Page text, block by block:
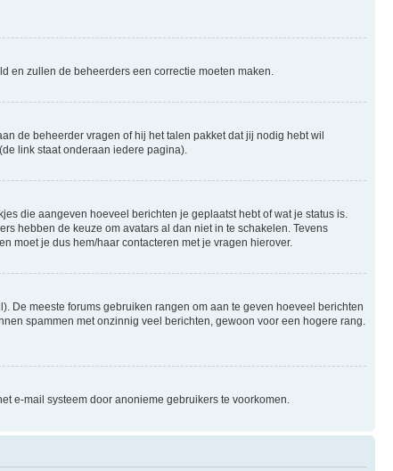
en zullen de beheerders een correctie moeten maken.
de beheerder vragen of hij het talen pakket dat jij nodig hebt wil
link staat onderaan iedere pagina).
die aangeven hoeveel berichten je geplaatst hebt of wat je status is.
hebben de keuze om avatars al dan niet in te schakelen. Tevens
moet je dus hem/haar contacteren met je vragen hierover.
De meeste forums gebruiken rangen om aan te geven hoeveel berichten
spammen met onzinnig veel berichten, gewoon voor een hogere rang.
e-mail systeem door anonieme gebruikers te voorkomen.